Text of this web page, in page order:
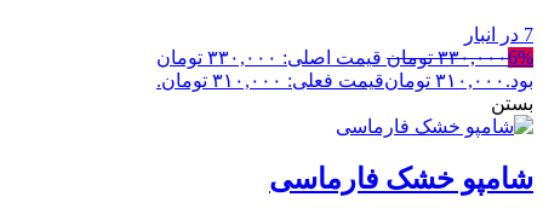
7 در انبار
6%۳۳۰,۰۰۰ تومان
قیمت اصلی: ۳۳۰,۰۰۰ تومان
بود. ۳۱۰,۰۰۰ تومانقیمت فعلی: ۳۱۰,۰۰۰ تومان.
بستن
شامپو خشک فارماسی